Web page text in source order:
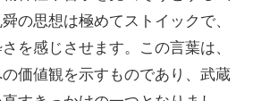
の思想は極めてストイックで、
を感じさせます。この言葉は、
価値観を示すものであり、武蔵